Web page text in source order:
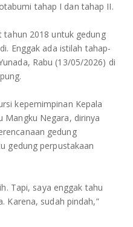
tahap I dan tahap II.
tahun 2018 untuk gedung
Enggak ada istilah tahap-
Rabu (13/05/2026) di
kepemimpinan Kepala
Mangku Negara, dirinya
gedung
gedung perpustakaan
Tapi, saya enggak tahu
Karena, sudah pindah,”